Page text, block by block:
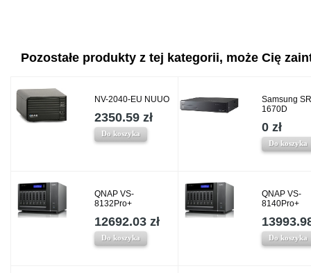
Pozostałe produkty z tej kategorii, może Cię
NV-2040-EU NUUO
2350.59 zł
Do koszyka
Samsung
1670D
0 zł
Do koszyka
QNAP VS-
8132Pro+
12692.03 zł
Do koszyka
QNAP VS-
8140Pro+
Do koszyka